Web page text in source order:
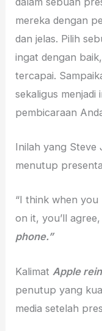
mereka dengan
dan jelas. Pilih
ingat dengan
tercapai.
sekaligus menjadi
pembicaraan
Inilah yang Steve
menutup
“I think when
on it, you’ll agree,
phone.”
Kalimat Apple
penutup yang
media setelah